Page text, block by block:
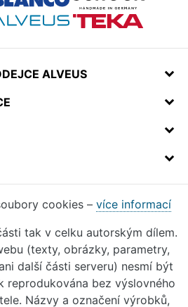
ALVEUS
cookies – více informací
tak v celku autorským dílem.
(texty, obrázky, parametry,
další části serveru) nesmí být
reprodukována bez výslovného
Názvy a označení výrobků,